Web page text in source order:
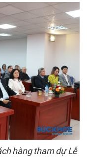
hàng tham dự Lễ